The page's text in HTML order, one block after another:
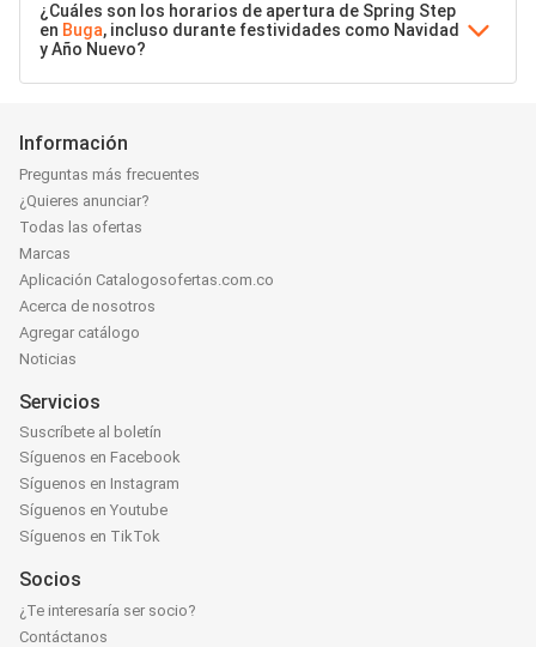
¿Cuáles son los horarios de apertura de Spring Step
en Buga, incluso durante festividades como Navidad
y Año Nuevo?
Información
Preguntas más frecuentes
¿Quieres anunciar?
Todas las ofertas
Marcas
Aplicación Catalogosofertas.com.co
Acerca de nosotros
Agregar catálogo
Noticias
Servicios
Suscríbete al boletín
Síguenos en Facebook
Síguenos en Instagram
Síguenos en Youtube
Síguenos en TikTok
Socios
¿Te interesaría ser socio?
Contáctanos